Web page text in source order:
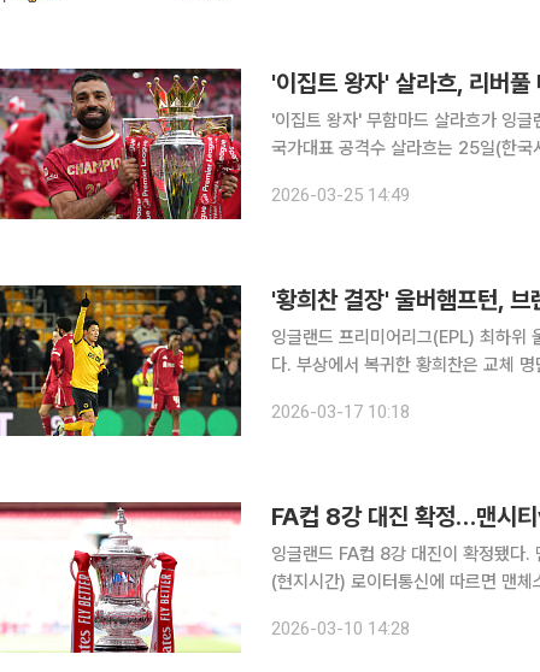
'이집트 왕자' 살라흐, 리버
'이집트 왕자' 무함마드 살라흐가 잉글
국가대표 공격수 살라흐는 25일(한
번째 부분"이라면서 "저는 이번 시즌
2026-03-25 14:49
'황희찬 결장' 울버햄프턴,
잉글랜드 프리미어리그(EPL) 최하위
다. 부상에서 복귀한 황희찬은 교체 명단에 포함
2026-03-17 10:18
FA컵 8강 대진 확정…맨시
잉글랜드 FA컵 8강 대진이 확정됐다.
(현지시간) 로이터통신에 따르면 맨
과르디올라 감독이 이끄는 맨체스터
2026-03-10 14:28